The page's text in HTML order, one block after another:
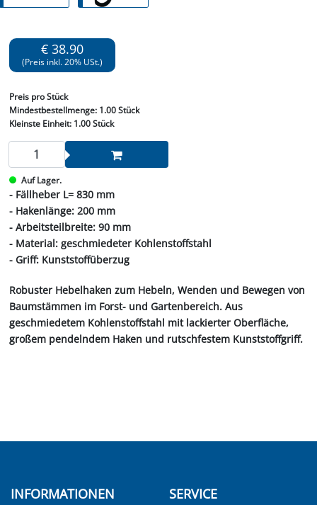
€ 38.90
(Preis inkl. 20% USt.)
Preis pro Stück
Mindestbestellmenge: 1.00 Stück
Kleinste Einheit:1.00 Stück
Auf Lager.
- Fällheber L= 830 mm
- Hakenlänge: 200 mm
- Arbeitsteilbreite: 90 mm
- Material: geschmiedeter Kohlenstoffstahl
- Griff: Kunststoffüberzug
Robuster Hebelhaken zum Hebeln, Wenden und Bewegen von
Baumstämmen im Forst- und Gartenbereich. Aus
geschmiedetem Kohlenstoffstahl mit lackierter Oberfläche,
großem pendelndem Haken und rutschfestem Kunststoffgriff.
INFORMATIONEN SERVICE